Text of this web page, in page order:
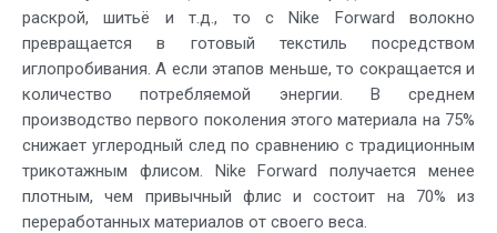
раскрой, шитьё и т.д., то с Nike Forward волокно
превращается в готовый текстиль посредством
иглопробивания. А если этапов меньше, то сокращается и
количество потребляемой энергии. В среднем
производство первого поколения этого материала на 75%
снижает углеродный след по сравнению с традиционным
трикотажным флисом. Nike Forward получается менее
плотным, чем привычный флис и состоит на 70% из
переработанных материалов от своего веса.